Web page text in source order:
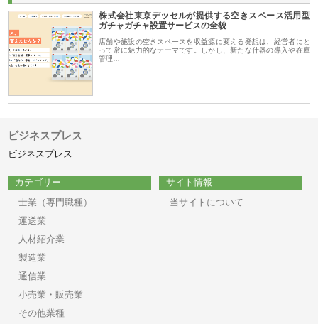
株式会社東京デッセルが提供する空きスペース活用型
ガチャガチャ設置サービスの全貌
店舗や施設の空きスペースを収益源に変える発想は、経営者にと
って常に魅力的なテーマです。しかし、新たな什器の導入や在庫
管理…
ビジネスプレス
ビジネスプレス
カテゴリー
士業（専門職種）
運送業
人材紹介業
製造業
通信業
小売業・販売業
その他業種
サイト情報
当サイトについて